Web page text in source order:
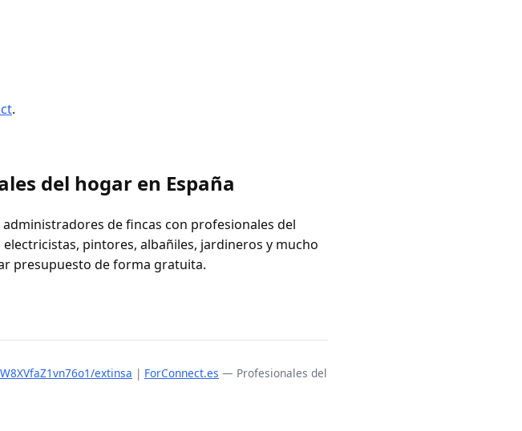
.
del hogar en España
de fincas con profesionales del
pintores, albañiles, jardineros y mucho
presupuesto de forma gratuita.
extinsa | ForConnect.es — Profesionales del